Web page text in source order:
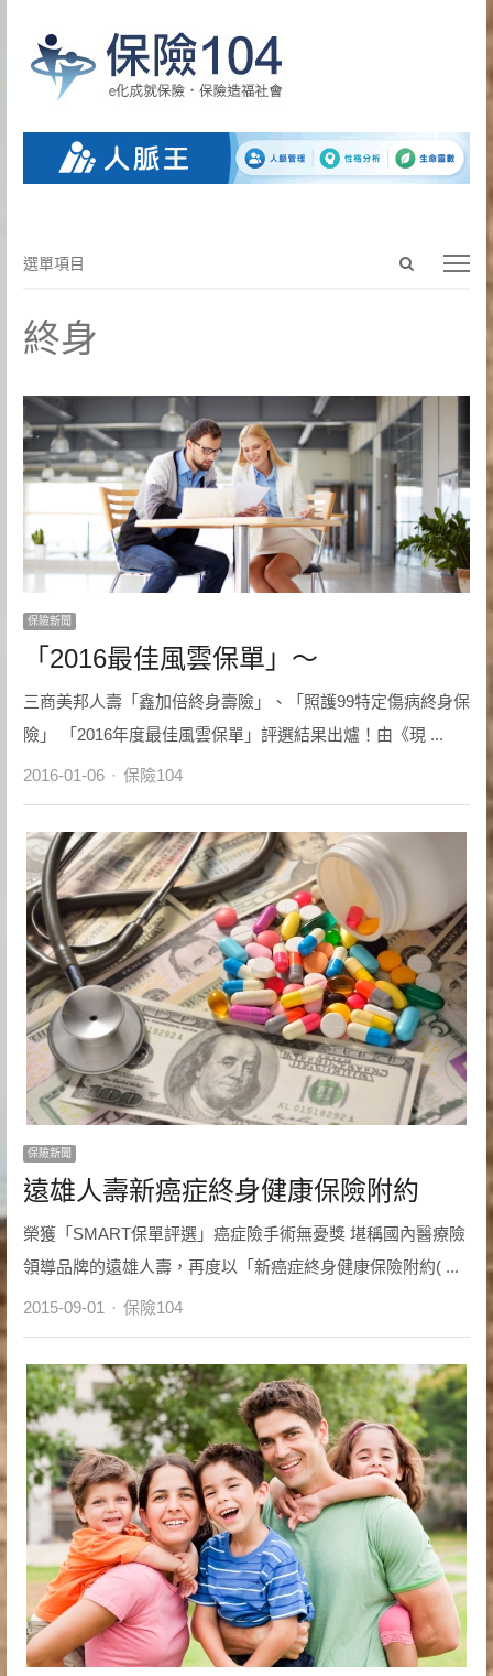
Open
search
選
目
選單項目
終身
保險新聞
「2016最佳風雲保單」～
三商美邦人壽「鑫加倍終身壽險」、「照護99特定傷病終身保
險」 「2016年度最佳風雲保單」評選結果出爐！由《現 ...
2016-01-06 Author
保險104
保險新聞
遠雄人壽新癌症終身健康保險附約
榮獲「SMART保單評選」癌症險手術無憂獎 堪稱國內醫療險
領導品牌的遠雄人壽，再度以「新癌症終身健康保險附約( ...
2015-09-01 Author
保險104